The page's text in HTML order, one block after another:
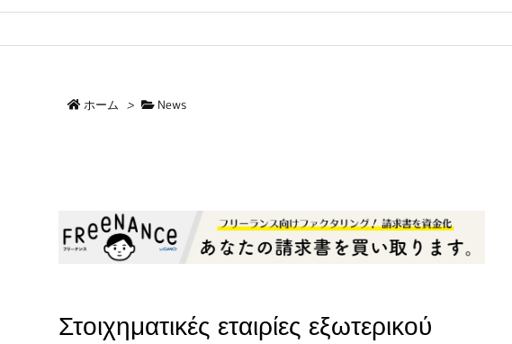
ホーム > News
Στοιχηματικές εταιρίες εξωτερικού